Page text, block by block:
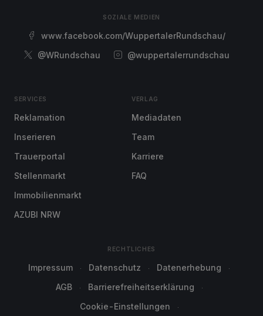
SOZIALE MEDIEN
www.facebook.com/WuppertalerRundschau/
@WRundschau
@wuppertalerrundschau
SERVICES
Reklamation
Inserieren
Trauerportal
Stellenmarkt
Immobilienmarkt
AZUBI NRW
VERLAG
Mediadaten
Team
Karriere
FAQ
RECHTLICHES
Impressum Datenschutz
Datenerhebung
AGB
Barrierefreiheitserklärung
Cookie-Einstellungen